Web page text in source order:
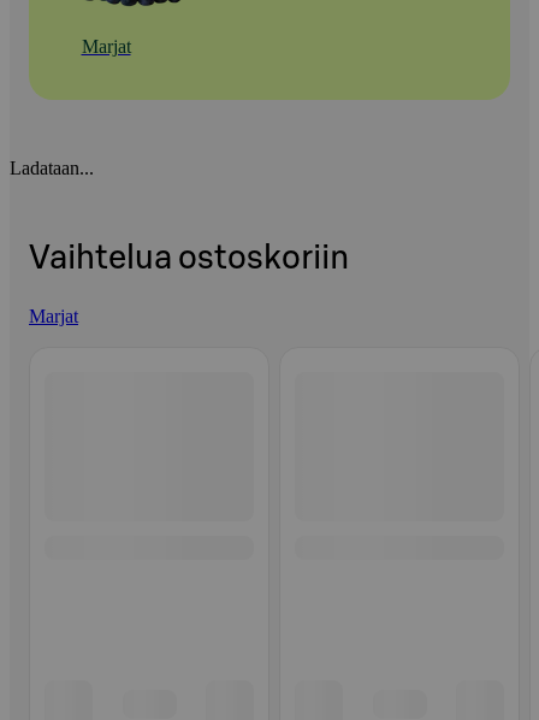
Marjat
Ladataan...
Vaihtelua ostoskoriin
Marjat